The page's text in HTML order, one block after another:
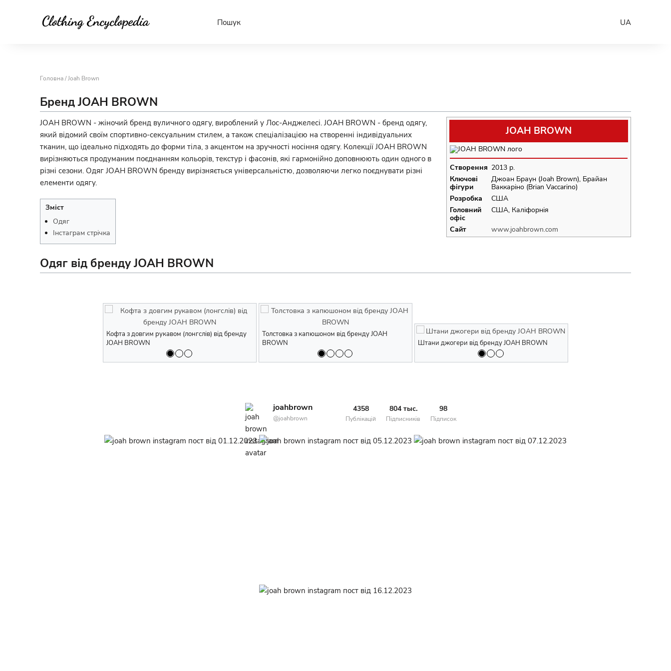
Пошук UA
Головна/ Joah Brown
Бренд JOAH BROWN
JOAH BROWN
Створення 2013 р.
Ключові
фігури
Джоан Браун (Joah Brown), Брайан
Ваккаріно (Brian Vaccarino)
Розробка
США
Головний
офіс
США, Каліфорнія
Сайт www.joahbrown.com
JOAH BROWN - жіночий бренд вуличного одягу, вироблений у Лос-Анджелесі. JOAH BROWN - бренд одягу,
який відомий своїм спортивно-сексуальним стилем, а також спеціалізацією на створенні індивідуальних
тканин, що ідеально підходять до форми тіла, з акцентом на зручності носіння одягу. Колекції JOAH BROWN
вирізняються продуманим поєднанням кольорів, текстур і фасонів, які гармонійно доповнюють один одного в
різні сезони. Одяг JOAH BROWN бренду вирізняється універсальністю, дозволяючи легко поєднувати різні
елементи одягу.
Зміст
Одяг
Інстаграм стрічка
Одяг від бренду JOAH BROWN
Кофта з довгим рукавом (лонгслів) від бренду
JOAH BROWN
Кофта з довгим рукавом (лонгслів) від бренду
JOAH BROWN
Кофта з довгим рукавом (лонгслів) від бренду
JOAH BROWN
Толстовка з капюшоном від бренду JOAH
BROWN
Толстовка з капюшоном від бренду JOAH
BROWN
Толстовка з капюшоном від бренду
Штани джогери від бренду JOAH BROWN
joahbrown
@joahbrown
4358
Публікацій
804 тыс.
Підписників
98
Підписок